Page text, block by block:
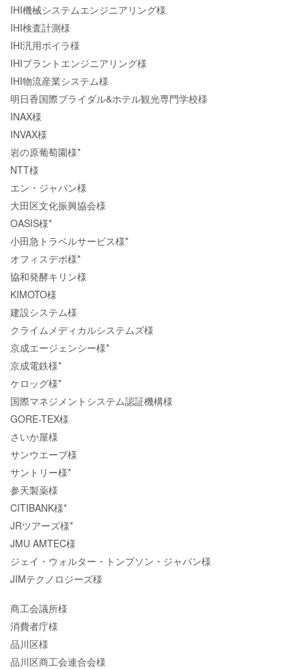
IHI機械システムエンジニアリング様
IHI検査計測様
IHI汎用ボイラ様
IHIプラントエンジニアリング様
IHI物流産業システム様
明日香国際ブライダル&ホテル観光専門学校様
INAX様
INVAX様
岩の原葡萄園様*
NTT様
エン・ジャパン様
大田区文化振興協会様
OASIS様*
小田急トラベルサービス様*
オフィスデポ様*
協和発酵キリン様
KIMOTO様
建設システム様
クライムメディカルシステムズ様
京成エージェンシー様*
京成電鉄様*
ケロッグ様*
国際マネジメントシステム認証機構様
GORE-TEX様
さいか屋様
サンウエーブ様
サントリー様*
参天製薬様
CITIBANK様*
JRツアーズ様*
JMU AMTEC様
ジェイ・ウォルター・トンプソン・ジャパン様
JIMテクノロジーズ様
商工会議所様
消費者庁様
品川区様
品川区商工会連合会様